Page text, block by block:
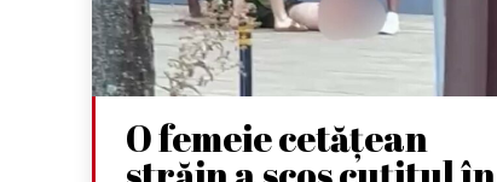
O femeie cetățean